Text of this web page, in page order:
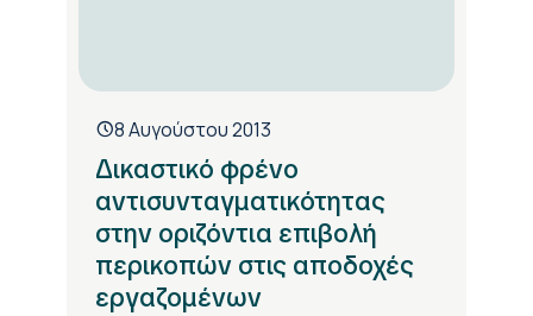
8 Αυγούστου 2013
Δικαστικό φρένο
αντισυνταγματικότητας
στην οριζόντια επιβολή
περικοπών στις αποδοχές
εργαζομένων